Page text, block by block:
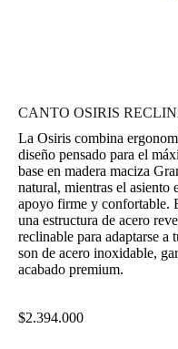
CANTO OSIRIS
La Osiris combina
diseño pensado para el
base en madera maciza
natural, mientras el asiento
apoyo firme y confortable.
una estructura de acero
reclinable para adaptarse a
son de acero inoxidable,
acabado premium.
$2.394.000